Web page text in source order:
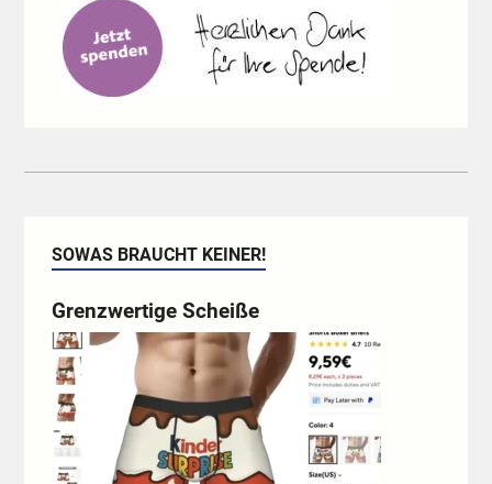
SOWAS BRAUCHT KEINER!
Grenzwertige Scheiße